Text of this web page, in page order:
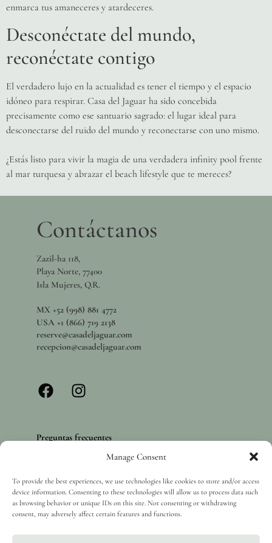
Manage Consent
To provide the best experiences, we use technologies like cookies to store and/or access
device information. Consenting to these technologies will allow us to process data such
as browsing behavior or unique IDs on this site. Not consenting or withdrawing
consent, may adversely affect certain features and functions.
enmarca tus amaneceres y atardeceres.
Desconéctate del mundo,
reconéctate contigo
El verdadero lujo en la actualidad es tener el tiempo y el espacio
idóneo para respirar. Casa del Jaguar ha sido concebida
precisamente como ese santuario sagrado: el lugar ideal para
desconectarse del ruido del mundo y reconectarse con uno mismo.
¿Estás listo para vivir la magia de una verdadera infinity pool frente
al mar turquesa y abrazar el beach lifestyle que te mereces?
Contáctanos
Zazil-ha 118,
Playa Norte, 77400
Isla Mujeres, Q.R.
MX +52 (998) 881 4772
USA +1 (866) 719 2138
reserve@casadeljaguar.com
recepcion@casadeljaguar.com
Preguntas frecuentes
Políticas de privacidad